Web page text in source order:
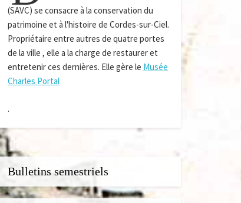
(SAVC) se consacre à la conservation du
patrimoine et à l'histoire de Cordes-sur-Ciel.
Propriétaire entre autres de quatre portes
de la ville , elle a la charge de restaurer et
entretenir ces dernières. Elle gère le Musée
Charles Portal
.
Bulletins semestriels